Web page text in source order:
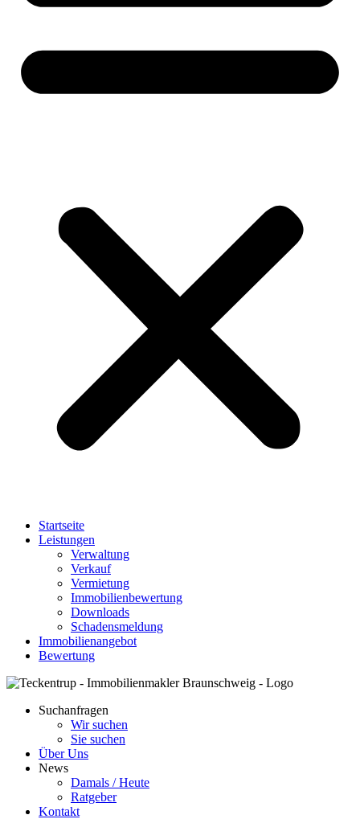
Startseite
Leistungen
Verwaltung
Verkauf
Vermietung
Immobilienbewertung
Downloads
Schadensmeldung
Immobilienangebot
Bewertung
Suchanfragen
Wir suchen
Sie suchen
Über Uns
News
Damals / Heute
Ratgeber
Kontakt